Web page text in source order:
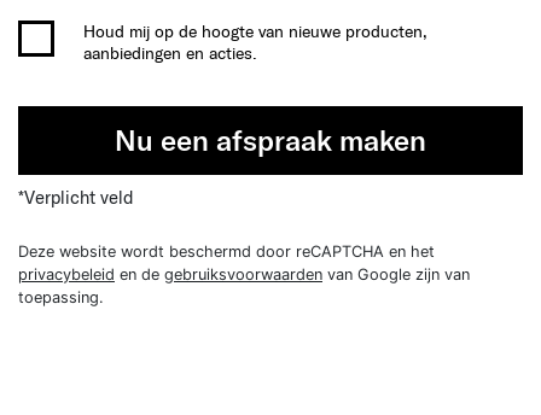
Houd mij op de hoogte van nieuwe producten,
aanbiedingen en acties.
Nu een afspraak maken
*Verplicht veld
Deze website wordt beschermd door reCAPTCHA en het
privacybeleid en de gebruiksvoorwaarden van Google zijn van
toepassing.